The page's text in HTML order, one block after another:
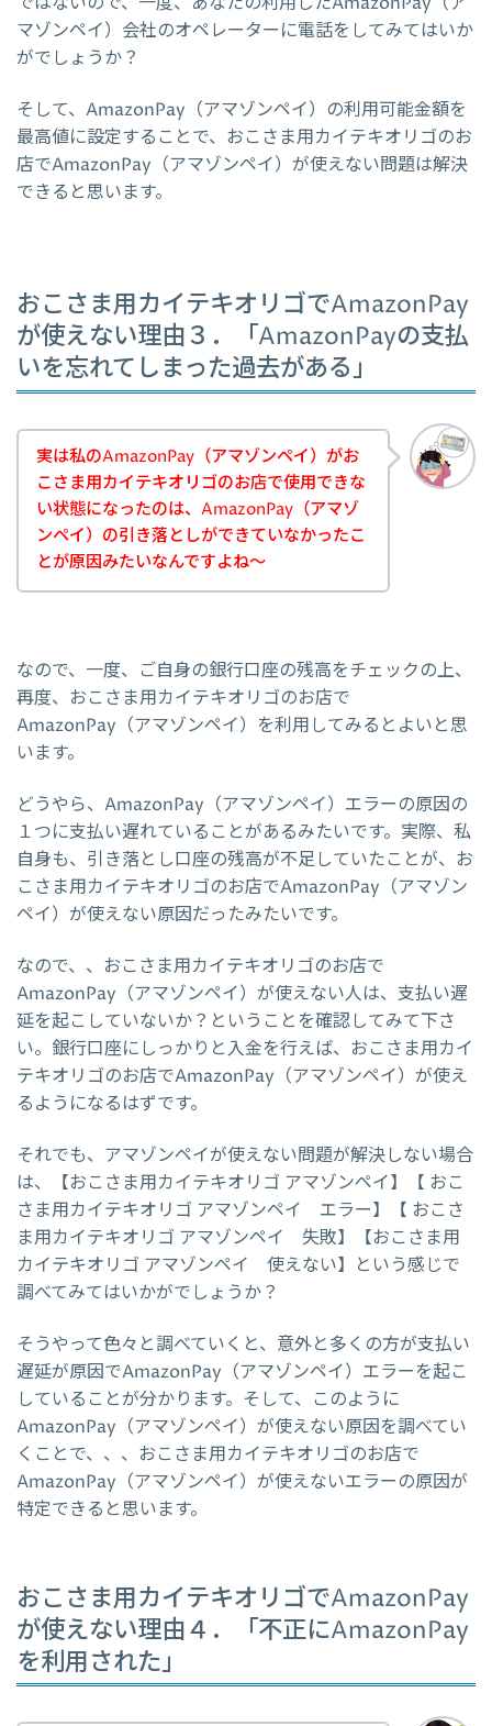
マゾンペイ）会社のオペレーターに電話をしてみてはいか
がでしょうか？
そして、AmazonPay（アマゾンペイ）の利用可能金額を
最高値に設定することで、おこさま用カイテキオリゴのお
店でAmazonPay（アマゾンペイ）が使えない問題は解決
できると思います。
おこさま用カイテキオリゴでAmazonPay
が使えない理由３．「AmazonPayの支払
いを忘れてしまった過去がある」
実は私のAmazonPay（アマゾンペイ）がお
こさま用カイテキオリゴのお店で使用できな
い状態になったのは、AmazonPay（アマゾ
ンペイ）の引き落としができていなかったこ
とが原因みたいなんですよね～
なので、一度、ご自身の銀行口座の残高をチェックの上、
再度、おこさま用カイテキオリゴのお店で
AmazonPay（アマゾンペイ）を利用してみるとよいと思
います。
どうやら、AmazonPay（アマゾンペイ）エラーの原因の
１つに支払い遅れていることがあるみたいです。実際、私
自身も、引き落とし口座の残高が不足していたことが、お
こさま用カイテキオリゴのお店でAmazonPay（アマゾン
ペイ）が使えない原因だったみたいです。
なので、、おこさま用カイテキオリゴのお店で
AmazonPay（アマゾンペイ）が使えない人は、支払い遅
延を起こしていないか？ということを確認してみて下さ
い。銀行口座にしっかりと入金を行えば、おこさま用カイ
テキオリゴのお店でAmazonPay（アマゾンペイ）が使え
るようになるはずです。
それでも、アマゾンペイが使えない問題が解決しない場合
は、【おこさま用カイテキオリゴ アマゾンペイ】【 おこ
さま用カイテキオリゴ アマゾンペイ エラー】【 おこさ
ま用カイテキオリゴ アマゾンペイ 失敗】【おこさま用
カイテキオリゴ アマゾンペイ 使えない】という感じで
調べてみてはいかがでしょうか？
そうやって色々と調べていくと、意外と多くの方が支払い
遅延が原因でAmazonPay（アマゾンペイ）エラーを起こ
していることが分かります。そして、このように
AmazonPay（アマゾンペイ）が使えない原因を調べてい
くことで、、、おこさま用カイテキオリゴのお店で
AmazonPay（アマゾンペイ）が使えないエラーの原因が
特定できると思います。
おこさま用カイテキオリゴでAmazonPay
が使えない理由４．「不正にAmazonPay
を利用された」